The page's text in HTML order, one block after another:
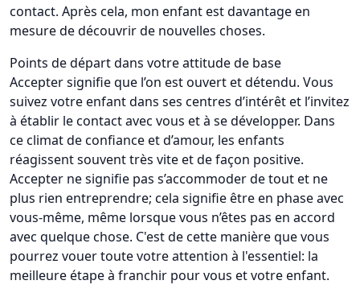
contact. Après cela, mon enfant est davantage en
mesure de découvrir de nouvelles choses.
Points de départ dans votre attitude de base
Accepter signifie que l’on est ouvert et détendu. Vous
suivez votre enfant dans ses centres d’intérêt et l’invitez
à établir le contact avec vous et à se développer. Dans
ce climat de confiance et d’amour, les enfants
réagissent souvent très vite et de façon positive.
Accepter ne signifie pas s’accommoder de tout et ne
plus rien entreprendre; cela signifie être en phase avec
vous-même, même lorsque vous n’êtes pas en accord
avec quelque chose. C'est de cette manière que vous
pourrez vouer toute votre attention à l'essentiel: la
meilleure étape à franchir pour vous et votre enfant.